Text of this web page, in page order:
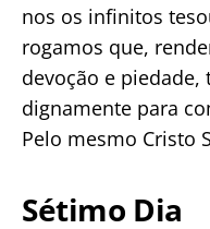
nos os infinitos
rogamos que,
devoção e
dignamente para
Pelo mesmo Cristo
Sétimo Dia